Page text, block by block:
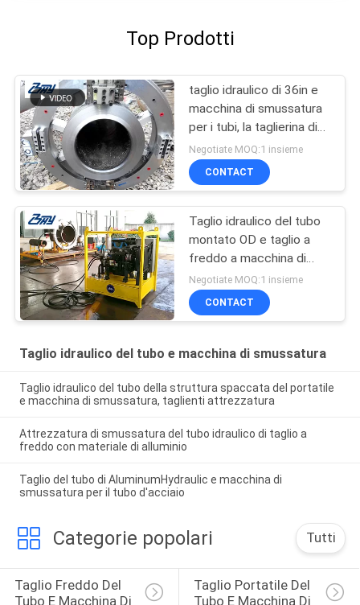
Top Prodotti
taglio idraulico di 36in e
macchina di smussatura
per i tubi, la taglierina di
tubo di 42in e Beveler
Negotiate MOQ:1 insieme
CONTACT
Taglio idraulico del tubo
montato OD e taglio a
freddo a macchina di
smussatura per il repaire
del gasdotto & del
petrolio
Negotiate MOQ:1 insieme
CONTACT
Taglio idraulico del tubo e macchina di smussatura
Taglio idraulico del tubo della struttura spaccata del portatile
e macchina di smussatura, taglienti attrezzatura
Attrezzatura di smussatura del tubo idraulico di taglio a
freddo con materiale di alluminio
Taglio del tubo di AluminumHydraulic e macchina di
smussatura per il tubo d'acciaio
Categorie popolari Tutti
Taglio Freddo Del
Tubo E Macchina Di
Taglio Portatile Del
Tubo E Macchina Di